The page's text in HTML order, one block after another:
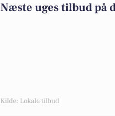
Næste uges tilbud på
Kilde: Lokale tilbud